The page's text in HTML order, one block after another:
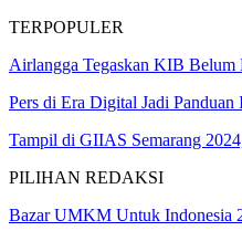
TERPOPULER
Airlangga Tegaskan KIB Belum
Pers di Era Digital Jadi
Tampil di GIIAS Semarang
PILIHAN REDAKSI
Bazar UMKM Untuk